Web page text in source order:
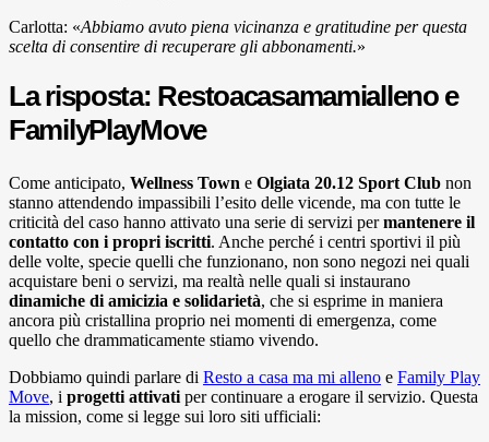
Carlotta: «Abbiamo avuto piena vicinanza e gratitudine per questa
scelta di consentire di recuperare gli abbonamenti.»
La risposta: Restoacasamamialleno e
FamilyPlayMove
Come anticipato, Wellness Town e Olgiata 20.12 Sport Club non
stanno attendendo impassibili l’esito delle vicende, ma con tutte le
criticità del caso hanno attivato una serie di servizi permantenere il
contatto con i propri iscritti. Anche perché i centri sportivi il più
delle volte, specie quelli che funzionano, non sono negozi nei quali
acquistare beni o servizi, ma realtà nelle quali si instaurano
dinamiche di amicizia e solidarietà, che si esprime in maniera
ancora più cristallina proprio nei momenti di emergenza, come
quello che drammaticamente stiamo vivendo.
Dobbiamo quindi parlare di Resto a casa ma mi alleno e Family Play
Move, i progetti attivati per continuare a erogare il servizio. Questa
la mission, come si legge sui loro siti ufficiali: